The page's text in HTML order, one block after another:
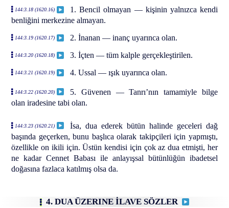
144:3.18 (1620.16)
1. Bencil olmayan — kişinin yalnızca kendi
benliğini merkezine almayan.
144:3.19 (1620.17) 2. İnanan — inanç uyarınca olan.
144:3.20 (1620.18) 3. İçten — tüm kalple gerçekleştirilen.
144:3.21 (1620.19) 4. Ussal — ışık uyarınca olan.
144:3.22 (1620.20)
5. Güvenen — Tanrı’nın tamamiyle bilge
olan iradesine tabi olan.
144:3.23 (1620.21)
İsa, dua ederek bütün halinde geceleri dağ
başında geçerken, bunu başlıca olarak takipçileri için yapmıştı,
özellikle on ikili için. Üstün kendisi için çok az dua etmişti, her
ne kadar Cennet Babası ile anlayışsal bütünlüğün ibadetsel
doğasına fazlaca katılmış olsa da.
4. DUA ÜZERINE İLAVE SÖZLER